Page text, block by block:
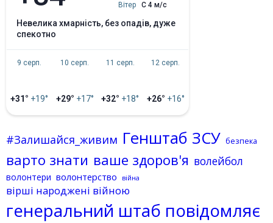
Вітер
С 4 м/с
невелика хмарність, без опадів, дуже
спекотно
9 серп.
+31° +19°
10 серп.
+29° +17°
11 серп.
+32° +18°
12 серп.
+26° +16°
#Залишайся_живим Генштаб ЗСУ безпека
варто знати ваше здоров'я волейбол
волонтери волонтерство війна
вірші народжені війною
генеральний штаб повідомляє